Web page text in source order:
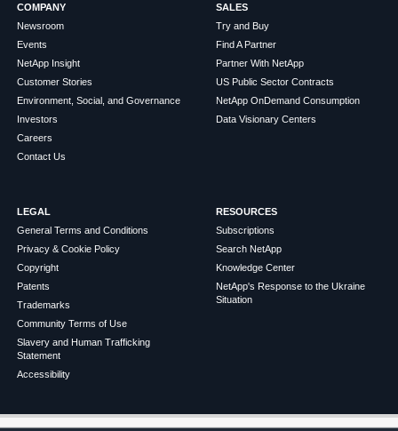
COMPANY
Newsroom
Events
NetApp Insight
Customer Stories
Environment, Social, and Governance
Investors
Careers
Contact Us
SALES
Try and Buy
Find A Partner
Partner With NetApp
US Public Sector Contracts
NetApp OnDemand Consumption
Data Visionary Centers
LEGAL
General Terms and Conditions
Privacy & Cookie Policy
Copyright
Patents
Trademarks
Community Terms of Use
Slavery and Human Trafficking
Statement
Accessibility
RESOURCES
Subscriptions
Search NetApp
Knowledge Center
NetApp's Response to the Ukraine
Situation